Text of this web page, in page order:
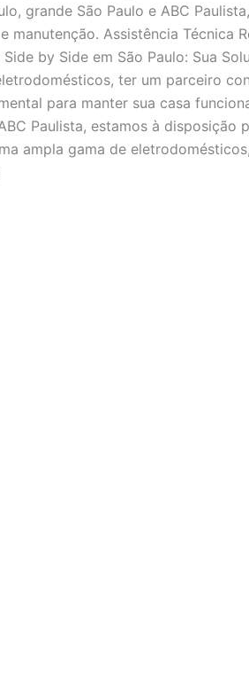
grande São Paulo e ABC
manutenção. Assistência Técnica
by Side em São Paulo: Sua
ter um parceiro
para manter sua casa
Paulista, estamos à disposição
ampla gama de